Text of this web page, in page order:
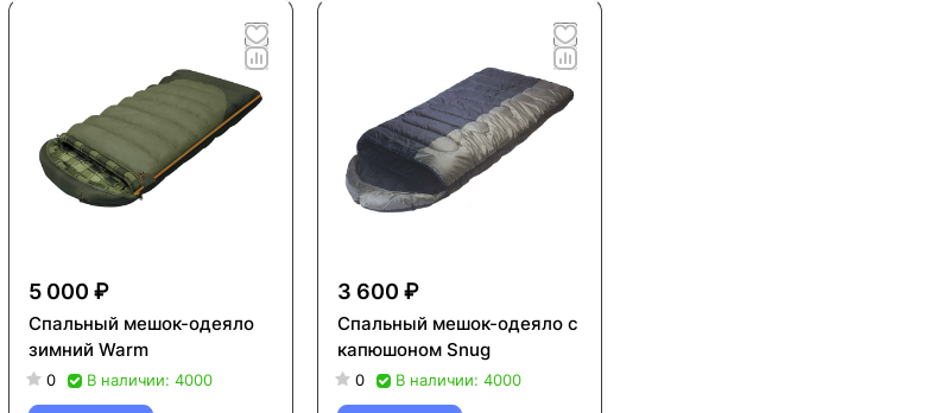
5 000 ₽
Спальный мешок-одеяло
зимний Warm
0 В наличии: 4000
3 600 ₽
Спальный мешок-одеяло с
капюшоном Snug
0 В наличии: 4000